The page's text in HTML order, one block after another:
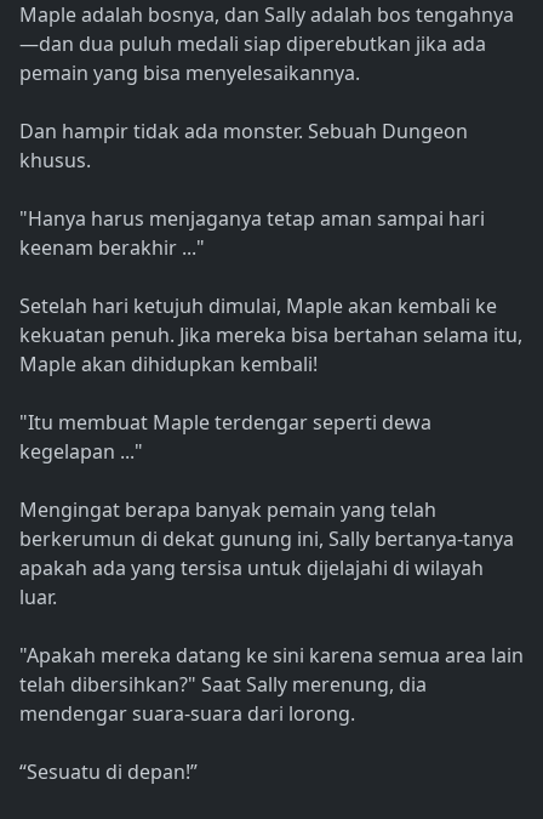
Maple adalah bosnya, dan Sally adalah bos tengahnya
—dan dua puluh medali siap diperebutkan jika ada
pemain yang bisa menyelesaikannya.
Dan hampir tidak ada monster. Sebuah Dungeon
khusus.
"Hanya harus menjaganya tetap aman sampai hari
keenam berakhir ..."
Setelah hari ketujuh dimulai, Maple akan kembali ke
kekuatan penuh. Jika mereka bisa bertahan selama itu,
Maple akan dihidupkan kembali!
"Itu membuat Maple terdengar seperti dewa
kegelapan ..."
Mengingat berapa banyak pemain yang telah
berkerumun di dekat gunung ini, Sally bertanya-tanya
apakah ada yang tersisa untuk dijelajahi di wilayah
luar.
"Apakah mereka datang ke sini karena semua area lain
telah dibersihkan?" Saat Sally merenung, dia
mendengar suara-suara dari lorong.
“Sesuatu di depan!”